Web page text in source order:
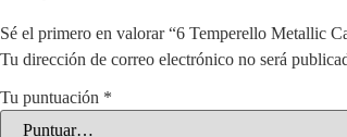
Sé el primero en valorar “6 Temperello Metallic
Tu dirección de correo electrónico no será
Tu puntuación *